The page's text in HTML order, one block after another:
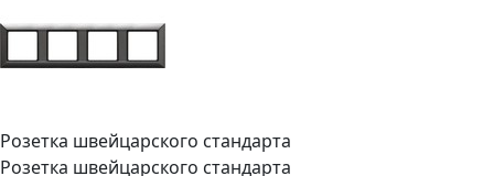
Розетка швейцарского стандарта
Розетка швейцарского стандарта